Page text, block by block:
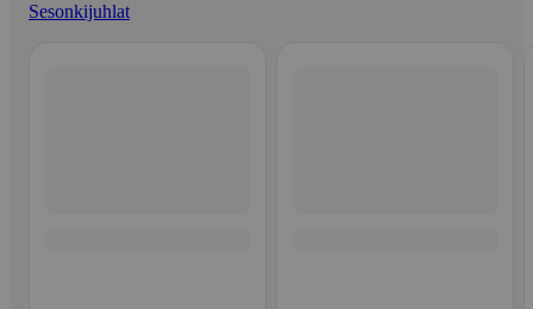
Sesonkijuhlat